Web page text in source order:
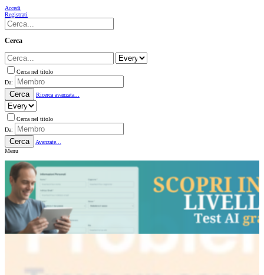
Accedi
Registrati
Cerca
Cerca nel titolo
Da:
Cerca Ricerca avanzata...
Cerca nel titolo
Da:
Cerca
Avanzate...
Menu